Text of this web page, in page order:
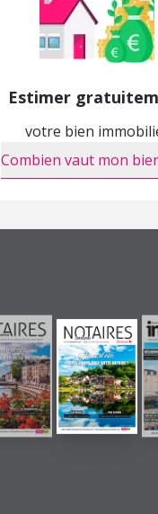
Estimer
votre bien
Combien vaut mon